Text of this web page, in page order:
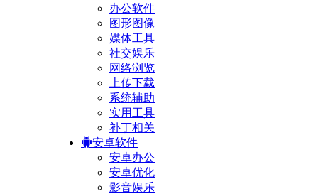
办公软件
图形图像
媒体工具
社交娱乐
网络浏览
上传下载
系统辅助
实用工具
补丁相关
安卓软件
安卓办公
安卓优化
影音娱乐